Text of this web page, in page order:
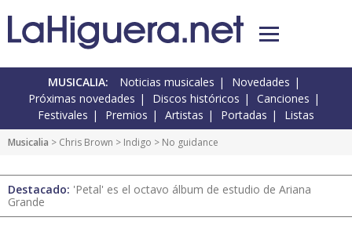
MUSICALIA: Noticias musicales
Novedades
Próximas novedades
Discos históricos
Canciones
Festivales
Premios Artistas Portadas Listas
Musicalia > Chris Brown > Indigo > No guidance
Destacado: 'Petal' es el octavo álbum de estudio de Ariana
Grande